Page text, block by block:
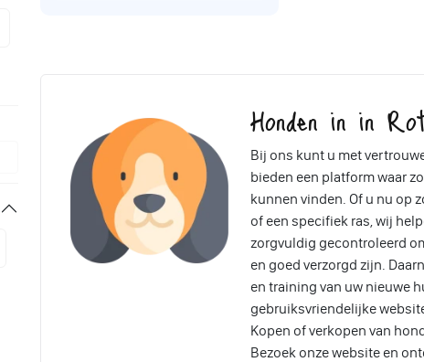
kinderen gewend . Ouders zijn
volbloed deense doggen Vader
heeft stamboom (champignon
bloodline) We beschikken over
een UBN- Nummer Voor meer
fotos en informatie stuur me
een berichtje
Honden in in
Bij ons kunt u met
bieden een platform waar
kunnen vinden. Of u nu op
of een specifiek ras, wij
zorgvuldig gecontroleerd
en goed verzorgd zijn.
en training van uw nieuwe
gebruiksvriendelijke
Kopen of verkopen van
Bezoek onze website en